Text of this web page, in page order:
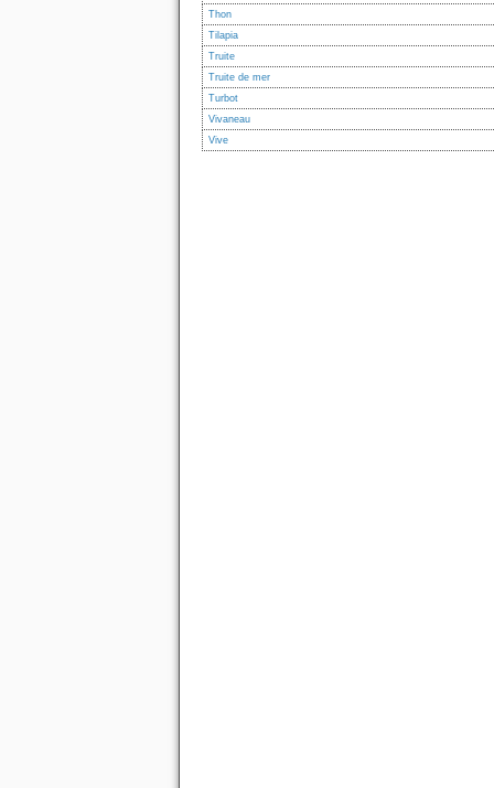
Thon
Tilapia
Truite
Truite de mer
Turbot
Vivaneau
Vive